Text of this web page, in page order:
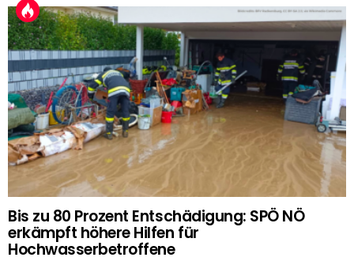
Bis zu 80 Prozent Entschädigung: SPÖ NÖ
erkämpft höhere Hilfen für
Hochwasserbetroffene